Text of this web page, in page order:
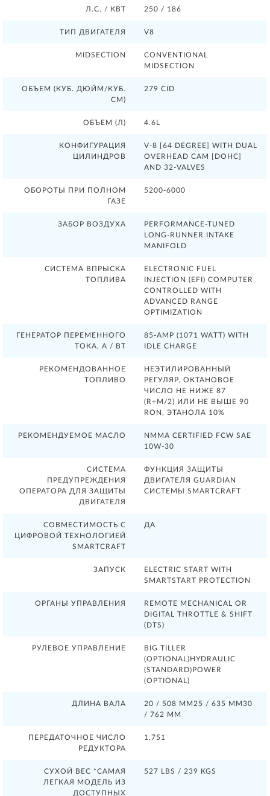
Л.С. / КВТ 250 / 186
ТИП ДВИГАТЕЛЯ V8
MIDSECTION
CONVENTIONAL
MIDSECTION
ОБЪЕМ (КУБ. ДЮЙМ/КУБ.
СМ)
279 CID
ОБЪЕМ (Л) 4.6L
КОНФИГУРАЦИЯ
ЦИЛИНДРОВ
V-8 [64 DEGREE] WITH DUAL
OVERHEAD CAM [DOHC]
AND 32-VALVES
ОБОРОТЫ ПРИ ПОЛНОМ
ГАЗЕ
5200-6000
ЗАБОР ВОЗДУХА
PERFORMANCE-TUNED
LONG-RUNNER INTAKE
MANIFOLD
СИСТЕМА ВПРЫСКА
ТОПЛИВА
ELECTRONIC FUEL
INJECTION (EFI) COMPUTER
CONTROLLED WITH
ADVANCED RANGE
OPTIMIZATION
ГЕНЕРАТОР ПЕРЕМЕННОГО
ТОКА, А / ВТ
85-AMP (1071 WATT) WITH
IDLE CHARGE
РЕКОМЕНДОВАННОЕ
ТОПЛИВО
НЕЭТИЛИРОВАННЫЙ
РЕГУЛЯР, ОКТАНОВОЕ
ЧИСЛО НЕ НИЖЕ 87
(R+M/2) ИЛИ НЕ ВЫШЕ 90
RON, ЭТАНОЛА 10%
РЕКОМЕНДУЕМОЕ МАСЛО
NMMA CERTIFIED FCW SAE
10W-30
СИСТЕМА
ПРЕДУПРЕЖДЕНИЯ
ОПЕРАТОРА ДЛЯ ЗАЩИТЫ
ДВИГАТЕЛЯ
ФУНКЦИЯ ЗАЩИТЫ
ДВИГАТЕЛЯ GUARDIAN
СИСТЕМЫ SMARTCRAFT
СОВМЕСТИМОСТЬ С
ЦИФРОВОЙ ТЕХНОЛОГИЕЙ
SMARTCRAFT
ДА
ЗАПУСК
ELECTRIC START WITH
SMARTSTART PROTECTION
ОРГАНЫ УПРАВЛЕНИЯ
REMOTE MECHANICAL OR
DIGITAL THROTTLE & SHIFT
(DTS)
РУЛЕВОЕ УПРАВЛЕНИЕ
BIG TILLER
(OPTIONAL)HYDRAULIC
(STANDARD)POWER
(OPTIONAL)
ДЛИНА ВАЛА
20 / 508 ММ25 / 635 ММ30
/ 762 ММ
ПЕРЕДАТОЧНОЕ ЧИСЛО
РЕДУКТОРА
1.751
СУХОЙ ВЕС *САМАЯ
ЛЕГКАЯ МОДЕЛЬ ИЗ
ДОСТУПНЫХ
527 LBS / 239 KGS